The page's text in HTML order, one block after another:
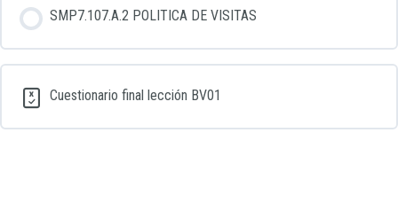
SMP7.107.A.2 POLITICA DE VISITAS
Cuestionario final lección BV01